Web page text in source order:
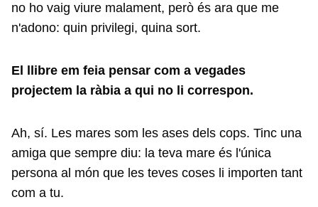
no ho vaig viure malament, però és ara que me
n'adono: quin privilegi, quina sort.
El llibre em feia pensar com a vegades
projectem la ràbia a qui no li correspon.
Ah, sí. Les mares som les ases dels cops. Tinc una
amiga que sempre diu: la teva mare és l'única
persona al món que les teves coses li importen tant
com a tu.